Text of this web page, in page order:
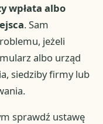
wpłata albo
. Sam
jeżeli
albo urząd
siedziby firmy lub
sprawdź ustawę